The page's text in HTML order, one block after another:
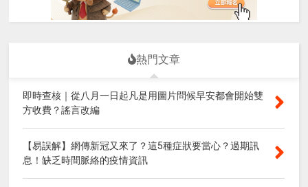
熱門文章
即時查核｜從八月一日起凡是用圖片問候早安都會開始雙
方收費？謠言改編
【易誤解】網傳新冠又來了？這5種症狀要當心？過期訊
息！缺乏時間脈絡的疫情資訊